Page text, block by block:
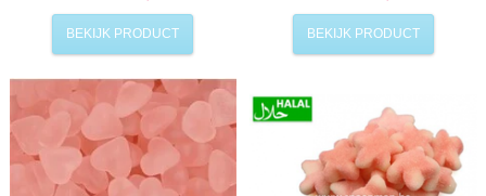
BEKIJK PRODUCT BEKIJK PRODUCT